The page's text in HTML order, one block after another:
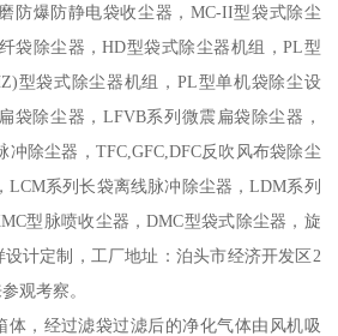
防爆防静电袋收尘器，MC-II型袋式除尘
袋除尘器，HD型袋式除尘器机组，PL型
型袋式除尘器机组，PL型单机袋除尘设
袋除尘器，LFVB系列微震扁袋除尘器，
冲除尘器，TFC,GFC,DFC反吹风布袋除尘
系列长袋离线脉冲除尘器，LDM系列
型脉喷收尘器，DMC型袋式除尘器，旋
计定制，工厂地址：泊头市经济开发区2
观考察。
体，经过滤袋过滤后的净化气体由风机吸